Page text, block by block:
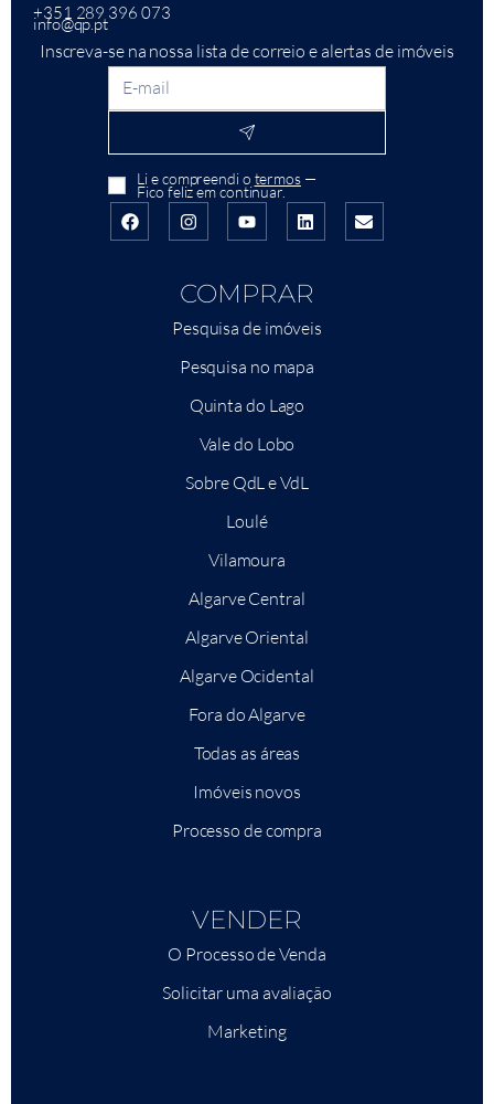
+351 289 396 073
info@qp.pt
Inscreva-se na nossa lista de correio e alertas de imóveis
Li e compreendi o termos—
Fico feliz em continuar.
COMPRAR
Pesquisa de imóveis
Pesquisa no mapa
Quinta do Lago
Vale do Lobo
Sobre QdL e VdL
Loulé
Vilamoura
Algarve Central
Algarve Oriental
Algarve Ocidental
Fora do Algarve
Todas as áreas
Imóveis novos
Processo de compra
VENDER
O Processo de Venda
Solicitar uma avaliação
Marketing